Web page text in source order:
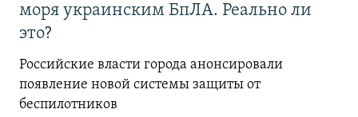
моря украинским БпЛА. Реально ли
это?
Российские власти города анонсировали
появление новой системы защиты от
беспилотников